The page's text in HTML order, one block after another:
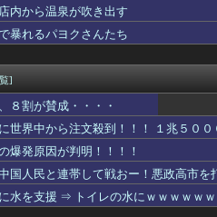
ーンで、内閣府試算
たよな？」母「貯金なんてないよー」
に「飲まなくて良かった」と多数の意
好きで
から完全制御のおそれ [8/6]
…まだ確定ではなかったｗｗｗｗｗ
がなく意思疎通ができなかった」大谷
を笑わす【MLB】
ケチって自宅連れ込み…その結果がヤ
は250、日本は30万…歴史的背景を米
人を突き飛ばし子供にプさせるスウェ
内から温泉が吹き出す
暴れるパヨクさんたち
]
８割が賛成・・・・
世界中から注文殺到！！！ １兆５０
爆発原因が判明！！！！
国人民と連帯して戦おー！悪政高市を
水を支援 ⇒ トイレの水にｗｗｗｗｗｗ